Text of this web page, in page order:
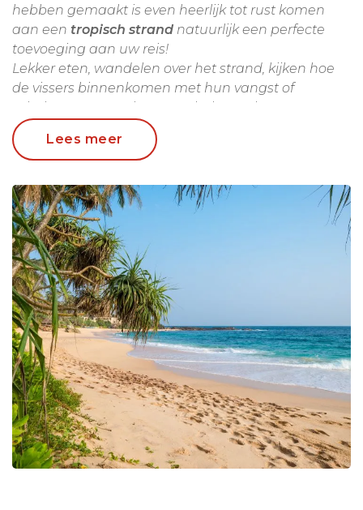
hebben gemaakt is even heerlijk tot rust komen
aan een tropisch strand natuurlijk een perfecte
toevoeging aan uw reis!
Lekker eten, wandelen over het strand, kijken hoe
de vissers binnenkomen met hun vangst of
komen
voordat het hectische leven van thuis weer
onderdeel wordt van uw dagelijkse bezigheden.
Debaai bij Tangalleis een van de grootste van het
gehele eiland. De stranden uitgestrekt en er is een
gezellig authentiek stadscentrum
. In het stadje
staat eenNederlands fort
Tangalle is ook erg geliefd bij
bevindt zich namelijk een groot
dichtbij de kust.
De Yala moesson waait van mei tot en met
september aan de zuidwestkust, waarbij de
hevigste buien in mei en juni vallen. Dat wil niet
zeggen dat u in deze periode elke dag in de regen
zit aan de zuidwestkust; de hevige buien zijn
doorgaans maar van korte duur en vallen vrijwel
altijd in de middag.
Lees meer